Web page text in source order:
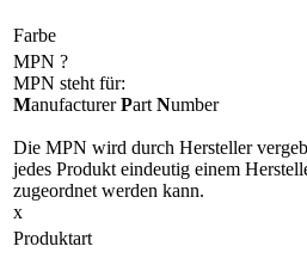
Farbe
MPN ?
MPN steht für:
ManufacturerPart Number
Die MPN wird durch Hersteller
jedes Produkt eindeutig einem
zugeordnet werden kann.
x
Produktart